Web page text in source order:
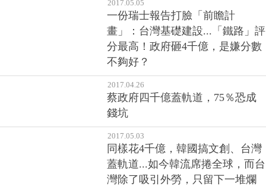
2017.05.05
一份瑞士報告打臉「前瞻計
畫」：台灣基礎建設...「鐵路」評
分最高！政府砸4千億，是嫌分數
不夠好？
2017.04.26
蔡政府四千億蓋軌道，75％恐成
錢坑
2017.05.03
同樣花4千億，韓國搞文創、台灣
蓋軌道...如今韓流席捲全球，而台
灣除了吸引外勞，只留下一堆爛